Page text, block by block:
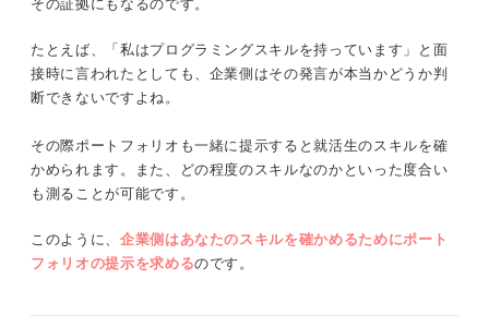
その証拠にもなるのです。
たとえば、「私はプログラミングスキルを持っています」と面
接時に言われたとしても、企業側はその発言が本当かどうか判
断できないですよね。
その際ポートフォリオも一緒に提示すると就活生のスキルを確
かめられます。また、どの程度のスキルなのかといった度合い
も測ることが可能です。
このように、 企業側はあなたのスキルを確かめるためにポート
フォリオの提示を求めるのです。